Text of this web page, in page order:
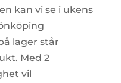
kan vi se i ukens
lager står
Med 2
vil